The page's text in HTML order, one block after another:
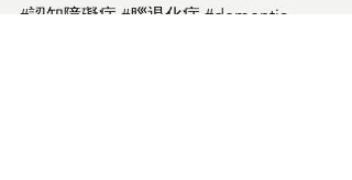
#認知障礙症 #腦退化症 #dementia